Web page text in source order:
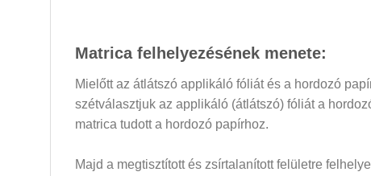
Matrica felhelyezésének menete:
Mielőtt az átlátszó applikáló fóliát és a hordozó
szétválasztjuk az applikáló (átlátszó) fóliát a
matrica tudott a hordozó papírhoz.
Majd a megtisztított és zsírtalanított felületre